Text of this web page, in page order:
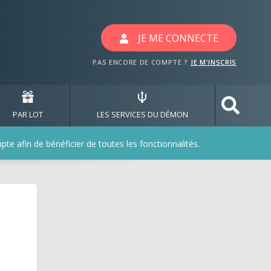
JE ME CONNECTE
PAS ENCORE DE COMPTE ? JE M'INSCRIS
PAR LOT LES SERVICES DU DÉMON
afin de bénéficier de toutes les fonctionnalités.